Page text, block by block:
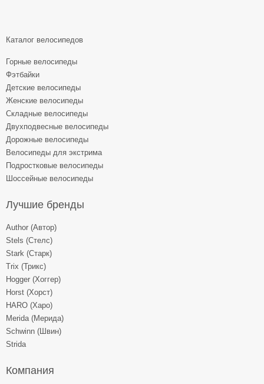
Каталог велосипедов
Горные велосипеды
Фэтбайки
Детские велосипеды
Женские велосипеды
Складные велосипеды
Двухподвесные велосипеды
Дорожные велосипеды
Велосипеды для экстрима
Подростковые велосипеды
Шоссейные велосипеды
Лучшие бренды
Author (Автор)
Stels (Стелс)
Stark (Старк)
Trix (Трикс)
Hogger (Хоггер)
Horst (Хорст)
HARO (Харо)
Merida (Мерида)
Schwinn (Швин)
Strida
Компания